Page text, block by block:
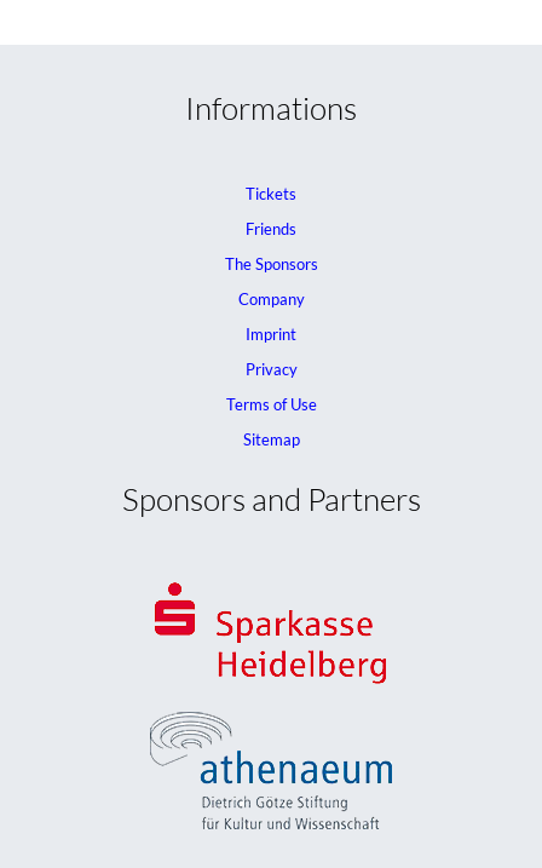
Informations
Tickets
Friends
The Sponsors
Company
Imprint
Privacy
Terms of Use
Sitemap
Sponsors and Partners